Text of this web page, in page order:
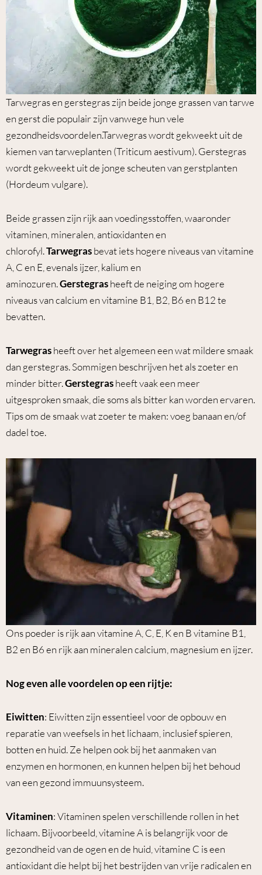
Tarwegras en gerstegras zijn beide jonge grassen van tarwe
en gerst die populair zijn vanwege hun vele
gezondheidsvoordelen.Tarwegras wordt gekweekt uit de
kiemen van tarweplanten (Triticum aestivum). Gerstegras
wordt gekweekt uit de jonge scheuten van gerstplanten
(Hordeum vulgare).
Beide grassen zijn rijk aan voedingsstoffen, waaronder
vitaminen, mineralen, antioxidanten en
chlorofyl.Tarwegrasbevat iets hogere niveaus van vitamine
A, C en E, evenals ijzer, kalium en
aminozuren.Gerstegrasheeft de neiging om hogere
niveaus van calcium en vitamine B1, B2, B6 en B12 te
bevatten.
Tarwegrasheeft over het algemeen een wat mildere smaak
dan gerstegras. Sommigen beschrijven het als zoeter en
minder bitter.Gerstegrasheeft vaak een meer
uitgesproken smaak, die soms als bitter kan worden ervaren.
Tips om de smaak wat zoeter te maken: voeg banaan en/of
dadel toe.
Ons poeder is rijk aan vitamine A, C, E, K en B vitamine B1,
B2 en B6 en rijk aan mineralen calcium, magnesium en ijzer.
Nog even alle voordelen op een rijtje:
Eiwitten: Eiwitten zijn essentieel voor de opbouw en
reparatie van weefsels in het lichaam, inclusief spieren,
botten en huid. Ze helpen ook bij het aanmaken van
enzymen en hormonen, en kunnen helpen bij het behoud
van een gezond immuunsysteem.
Vitaminen: Vitaminen spelen verschillende rollen in het
lichaam. Bijvoorbeeld, vitamine A is belangrijk voor de
gezondheid van de ogen en de huid, vitamine C is een
antioxidant die helpt bij het bestrijden van vrije radicalen en